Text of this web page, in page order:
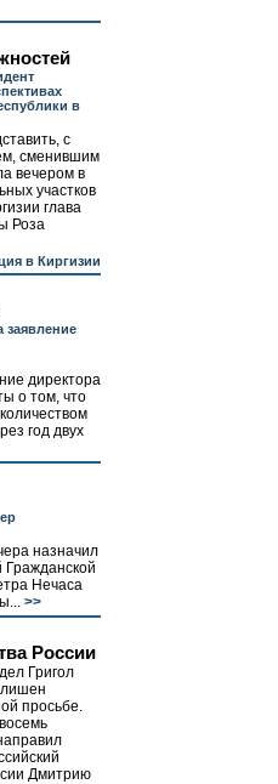
в
с
сменившим
вечером в
участков
глава
Роза
в Киргизии
заявление
директора
о том, что
год двух
назначил
Нечаса
>>
России
Григол
просьбе.
Дмитрию